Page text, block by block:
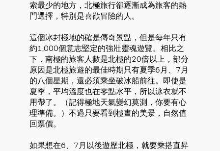
索最少的地方，北極旅行卻逐漸成為旅客的熱
門選擇，特別是喜歡冒險的人。
這個冰封極地的確是傳奇景點，但是每年只有
約1,000個意志堅定的強壯靈魂遊覽。相比之
下，南極的旅客人數是北極的20倍以上，部分
原因是北極旅遊的最佳時期只有夏季6月、7月
的八個星期，還必須乘坐破冰船前往。即使是
夏季，平均溫度也在零點水平，所以泳衣就不
用帶了。（記得極地天氣變幻莫測，你要有心
理準備。）不過只要看到極晝的美景，自然值
回票價。
如果想在6、7月以後遊歷北極，就要乘搭直昇